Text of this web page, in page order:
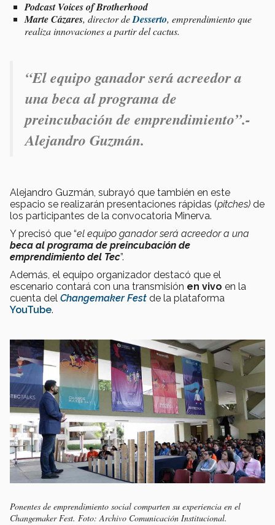
PodcastVoices of Brotherhood
Marte Cázares, director deDesserto, emprendimiento que
realiza innovaciones a partir del cactus.
“El equipo ganador será acreedor a
una beca al programa de
preincubación de emprendimiento”.-
Alejandro Guzmán.
Alejandro Guzmán, subrayó que también en este
espacio se realizarán presentaciones rápidas (pitches) de
los participantes de la convocatoria Minerva.
Y precisó que “el equipo ganador será acreedor a una
beca al programa de preincubación de
emprendimiento del Tec”.
Además, el equipo organizador destacó que el
escenario contará con una transmisión en vivo en la
cuenta del Changemaker Fest de la plataforma
YouTube.
Ponentes de emprendimiento social comparten su experiencia en el
Changemaker Fest. Foto: Archivo Comunicación Institucional.